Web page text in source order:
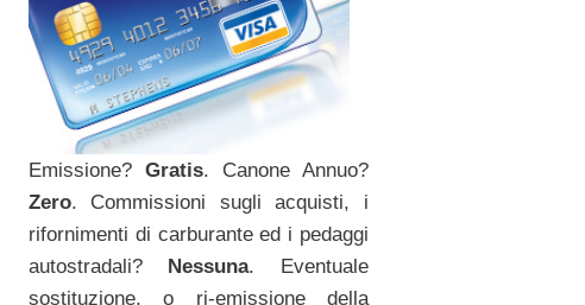
Emissione? Gratis. Canone Annuo?
Zero. Commissioni sugli acquisti, i
rifornimenti di carburante ed i pedaggi
autostradali?
Nessuna. Eventuale
sostituzione, o ri-emissione della